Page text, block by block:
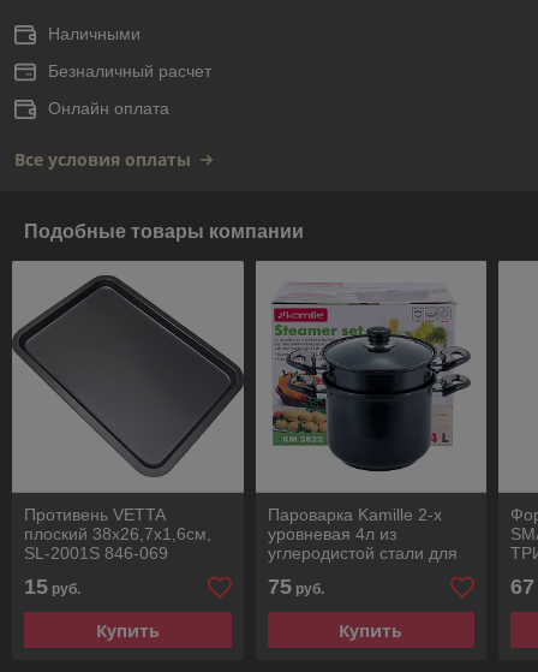
Наличными
Безналичный расчет
Онлайн оплата
Все условия оплаты
Подобные товары компании
Противень VETTA
плоский 38x26,7x1,6см,
SL-2001S 846-069
15 руб.
Купить
Пароварка Kamille 2-х
уровневая 4л из
углеродистой стали для
приготовления пищи для
индукции и газа KM-5822
75руб.
Купить
67